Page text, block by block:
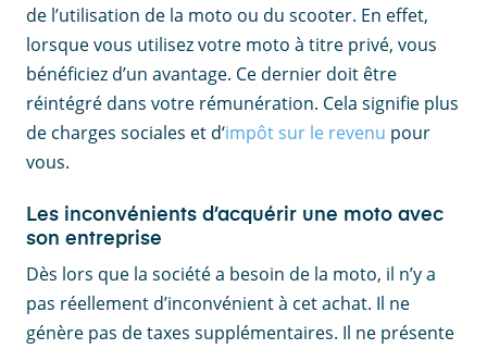
de l’utilisation de la moto ou du scooter. En effet,
lorsque vous utilisez votre moto à titre privé, vous
bénéficiez d’un avantage. Ce dernier doit être
réintégré dans votre rémunération. Cela signifie plus
de charges sociales et d‘impôt sur le revenu pour
vous.
Les inconvénients d’acquérir une moto avec
son entreprise
Dès lors que la société a besoin de la moto, il n’y a
pas réellement d’inconvénient à cet achat. Il ne
génère pas de taxes supplémentaires. Il ne présente